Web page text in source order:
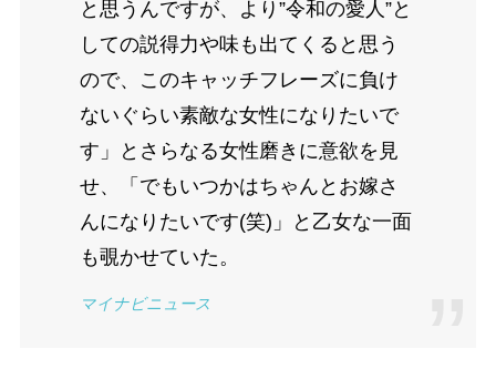
と思うんですが、より”令和の愛人”と
しての説得力や味も出てくると思う
ので、このキャッチフレーズに負け
ないぐらい素敵な女性になりたいで
す」とさらなる女性磨きに意欲を見
せ、「でもいつかはちゃんとお嫁さ
んになりたいです(笑)」と乙女な一面
も覗かせていた。
マイナビニュース